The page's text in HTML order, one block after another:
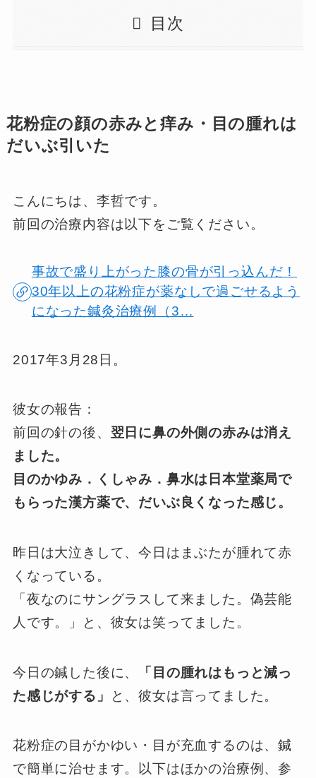
目次
花粉症の顔の赤みと痒み・目の腫れは
だいぶ引いた
こんにちは、李哲です。
前回の治療内容は以下をご覧ください。
事故で盛り上がった膝の骨が引っ込んだ！
30年以上の花粉症が薬なしで過ごせるよう
になった鍼灸治療例（3…
2017年3月28日。
彼女の報告：
前回の針の後、 翌日に鼻の外側の赤みは消え
ました。
目のかゆみ．くしゃみ．鼻水は日本堂薬局で
もらった漢方薬で、だいぶ良くなった感じ。
昨日は大泣きして、今日はまぶたが腫れて赤
くなっている。
「夜なのにサングラスして来ました。偽芸能
人です。」と、彼女は笑ってました。
今日の鍼した後に、
「目の腫れはもっと減っ
た感じがする」
と、彼女は言ってました。
花粉症の目がかゆい・目が充血するのは、鍼
で簡単に治せます。以下はほかの治療例、参